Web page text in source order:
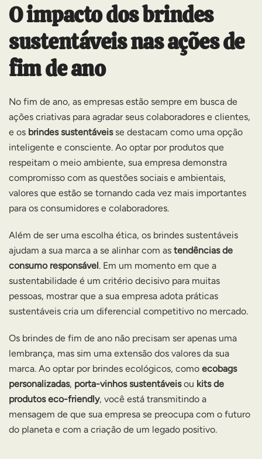
O impacto dos brindes
sustentáveis nas ações de
fim de ano
No fim de ano, as empresas estão sempre em busca de
ações criativas para agradar seus colaboradores e clientes,
e os brindes sustentáveisse destacam como uma opção
inteligente e consciente. Ao optar por produtos que
respeitam o meio ambiente, sua empresa demonstra
compromisso com as questões sociais e ambientais,
valores que estão se tornando cada vez mais importantes
para os consumidores e colaboradores.
Além de ser uma escolha ética, os brindes sustentáveis
ajudam a sua marca a se alinhar com as tendências de
consumo responsável. Em um momento em que a
sustentabilidade é um critério decisivo para muitas
pessoas, mostrar que a sua empresa adota práticas
sustentáveis cria um diferencial competitivo no mercado.
Os brindes de fim de ano não precisam ser apenas uma
lembrança, mas sim uma extensão dos valores da sua
marca. Ao optar por brindes ecológicos, como ecobags
personalizadas, porta-vinhos sustentáveisou kits de
produtos eco-friendly, você está transmitindo a
mensagem de que sua empresa se preocupa com o futuro
do planeta e com a criação de um legado positivo.